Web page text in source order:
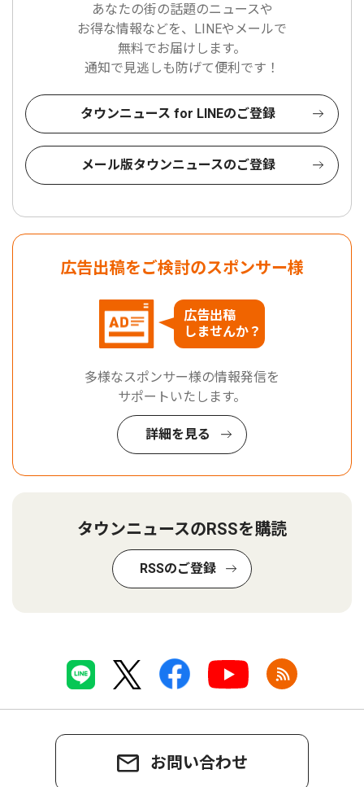
あなたの街の話題のニュースや
お得な情報などを、LINEやメールで
無料でお届けします。
通知で見逃しも防げて便利です！
タウンニュース for LINEのご登録
メール版タウンニュースのご登録
広告出稿をご検討のスポンサー様
広告出稿
しませんか？
多様なスポンサー様の情報発信を
サポートいたします。
詳細を見る
タウンニュースのRSSを購読
RSSのご登録
お問い合わせ